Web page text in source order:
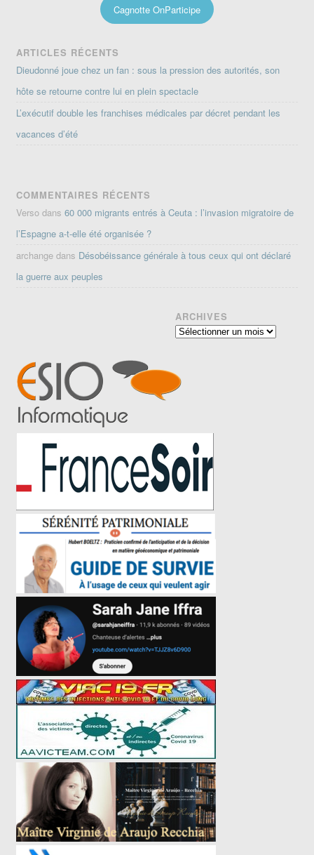
Cagnotte OnParticipe
ARTICLES RÉCENTS
Dieudonné joue chez un fan : sous la pression des autorités, son
hôte se retourne contre lui en plein spectacle
L’exécutif double les franchises médicales par décret pendant les
vacances d’été
COMMENTAIRES RÉCENTS
Verso dans60 000 migrants entrés à Ceuta : l’invasion migratoire de
l’Espagne a-t-elle été organisée ?
archange dans Désobéissance générale à tous ceux qui ont déclaré
la guerre aux peuples
ARCHIVES
Archives